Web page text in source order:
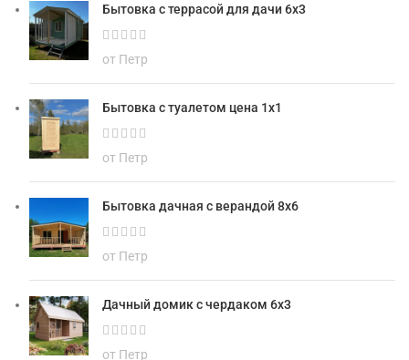
Бытовка с террасой для дачи 6х3
от Петр
Бытовка с туалетом цена 1х1
от Петр
Бытовка дачная с верандой 8х6
от Петр
Дачный домик с чердаком 6х3
от Петр